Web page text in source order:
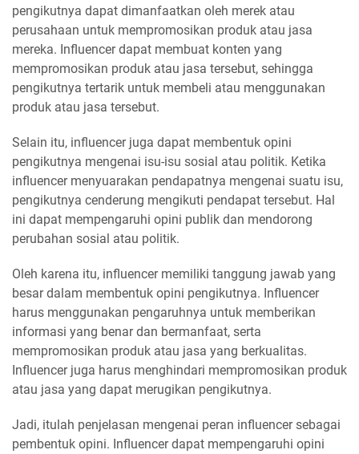
pengikutnya dapat dimanfaatkan oleh merek atau
perusahaan untuk mempromosikan produk atau jasa
mereka. Influencer dapat membuat konten yang
mempromosikan produk atau jasa tersebut, sehingga
pengikutnya tertarik untuk membeli atau menggunakan
produk atau jasa tersebut.
Selain itu, influencer juga dapat membentuk opini
pengikutnya mengenai isu-isu sosial atau politik. Ketika
influencer menyuarakan pendapatnya mengenai suatu isu,
pengikutnya cenderung mengikuti pendapat tersebut. Hal
ini dapat mempengaruhi opini publik dan mendorong
perubahan sosial atau politik.
Oleh karena itu, influencer memiliki tanggung jawab yang
besar dalam membentuk opini pengikutnya. Influencer
harus menggunakan pengaruhnya untuk memberikan
informasi yang benar dan bermanfaat, serta
mempromosikan produk atau jasa yang berkualitas.
Influencer juga harus menghindari mempromosikan produk
atau jasa yang dapat merugikan pengikutnya.
Jadi, itulah penjelasan mengenai peran influencer sebagai
pembentuk opini. Influencer dapat mempengaruhi opini